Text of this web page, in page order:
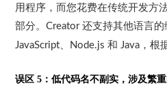
用程序，而您花费在传统开发方
部分。Creator还支持其他语言
JavaScript Node.js和 Java ，根
误区 5 ：低代码名不副实，涉及繁